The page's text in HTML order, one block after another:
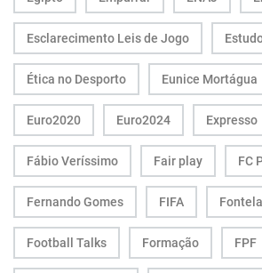
Esclarecimento Leis de Jogo
Ética no Desporto Eunice Mortágua
Euro2020 Euro2024 Expresso
Fábio Veríssimo Fair play FC
Fernando Gomes FIFA
Football Talks Formação FPF